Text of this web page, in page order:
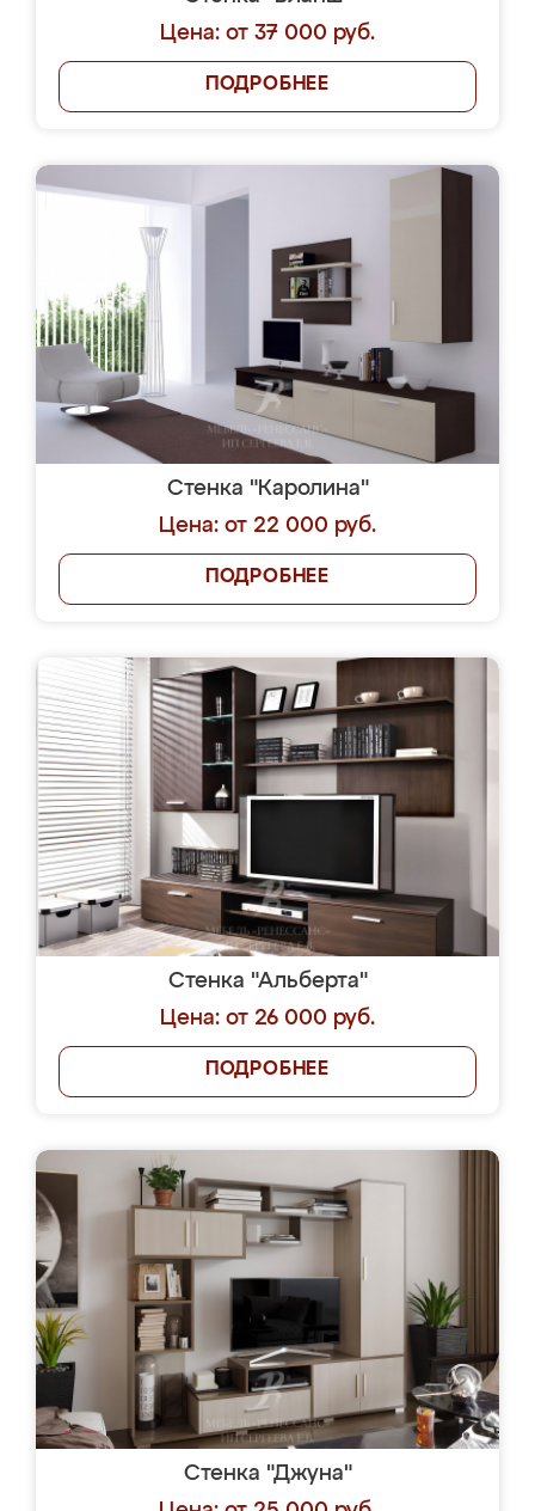
Цена: от 37 000 руб.
ПОДРОБНЕЕ
Стенка "Каролина"
Цена: от 22 000 руб.
ПОДРОБНЕЕ
Стенка "Альберта"
Цена: от 26 000 руб.
ПОДРОБНЕЕ
Стенка "Джуна"